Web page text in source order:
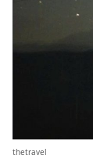
thetravel